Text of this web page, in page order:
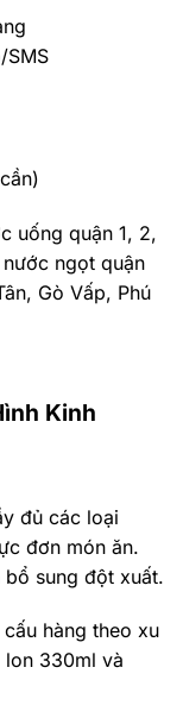
SMS
uống quận 1, 2,
ngọt quận
Gò Vấp, Phú
Kinh
đủ các loại
đơn món ăn.
sung đột xuất.
cấu hàng theo xu
lon 330ml và